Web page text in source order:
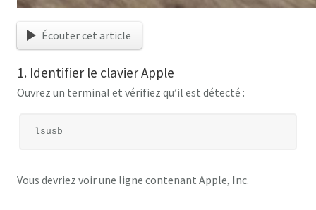
Écouter cet article
1. Identifier le clavier Apple
Ouvrez un terminal et vérifiez qu’il est détecté :
Vous devriez voir une ligne contenant Apple, Inc.